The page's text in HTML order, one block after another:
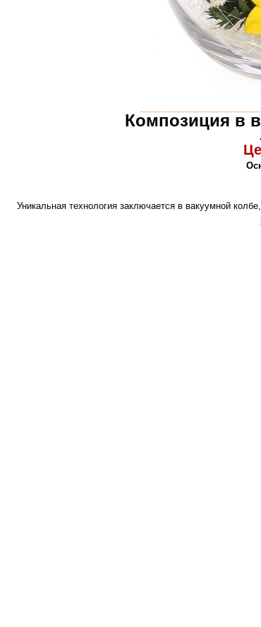
Композиция в
Уникальная технология заключается в вакуумной